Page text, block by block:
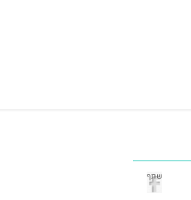
שתף